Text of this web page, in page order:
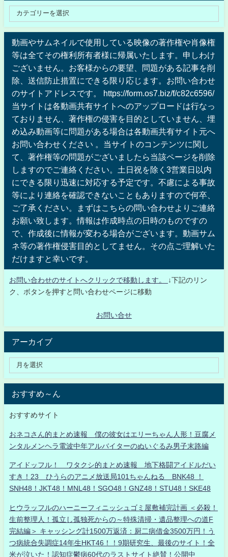
動画やサムネイルで使用している映像の著作権や肖像権
等は全てその権利所有者様に帰属いたします。申しわけ
ございません。お客様からの要望、問題がある記事を削
除、送信防止措置にできる限り応じます。お問い合わせ
のサイトアドレスです。 https://form.os7.biz/f/c82c6596/
当サイトは各動画共有サイトへのアップロードは行なっ
ておりません、著作権の侵害を目的としていません、埋
め込み動画等に問題がある場合は各動画共有サイト元へ
お問い合わせください 。当サイトのコンテンツに関し
て、著作権等の問題がございましたら当該ページを削除
しますのでご連絡ください。土日祝を除く3営業日以内
にできる限り迅速に対応する予定です。不慮による事故
等により連絡を確認できないこともありますので何卒、
ご了承ください。まずはこちらの問い合わせよりご連絡
お願い致します。情報は作成時点の日時のものですの
で、作成後に情報が変わる場合がございます。動画サム
ネ等の著作権侵害目的としてません。その点ご理解いた
だけますと幸いです。
お問い合わせのサイトへクリックで移動します。
↓下記のリン
ク、ボタンを押すと問い合わせページに移動
お問い合せ
アーカイブ
おすすめ～ん
おすすめサイト
おネコさん的まとめ速報 僕の彼女はエリーちゃん人形！豆腐メ
ンタルメンヘラ電波中年アルバイターのぬいぐるみ男子末路編
アイドッフル！ ワタクシ的まとめ速報 地下格闘アイドルだい
すき！23 ひうらのアニメ放送局101ちゃんねる BNK48 ！
SNH48！JKT48！MNL48！SGO48！GNZ48！STU48！SKE48
ヒウラッフルのハーニーフィニッシュゴミ屋敷補完計画 ＜必殺！
生前整理人！孤立し孤独死からの～特殊清掃・遺品整理への道F
完結編＞ キャッシング計1500万返済：厨二病借金3500万円！う
つ病統合失調症14年生HKT46！！9期研究生、最後のサイト！全
米が泣いた！認知症鬱病60代のラストサイト絶賛！公開中